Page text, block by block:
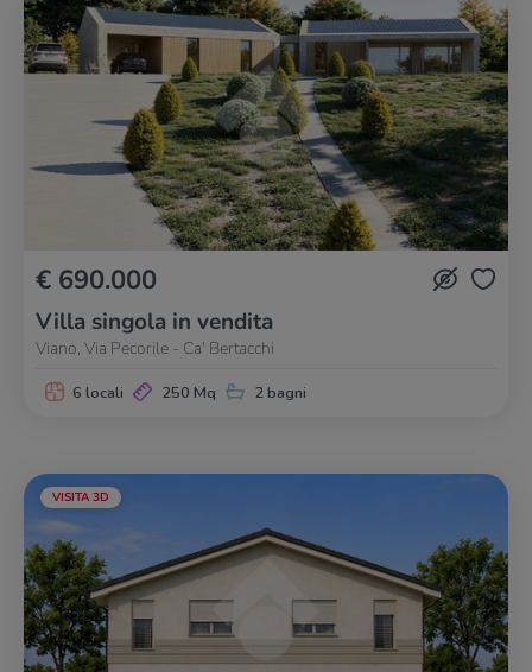
€ 690.000
Villa singola in vendita
Viano, Via Pecorile - Ca' Bertacchi
6 locali 250 Mq 2 bagni
VISITA 3D